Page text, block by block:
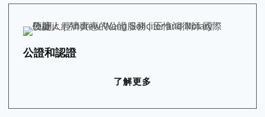
公證和認證
了解更多